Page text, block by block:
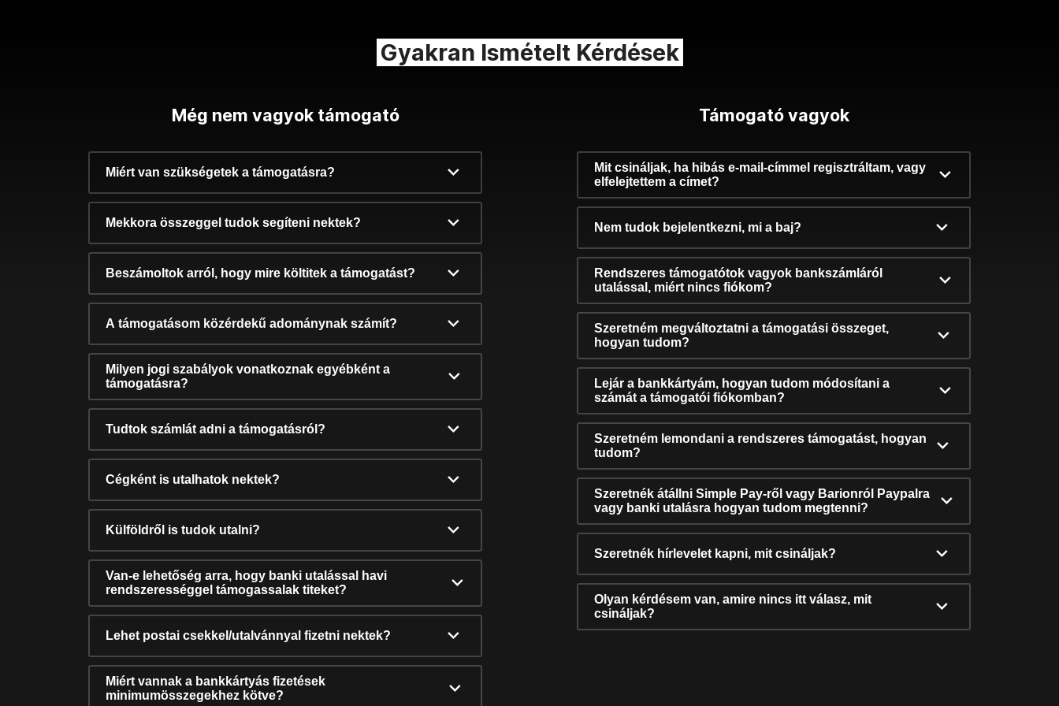
Gyakran Ismételt Kérdések
Még nem vagyok támogató
Miért van szükségetek a támogatásra?
Mekkora összeggel tudok segíteni nektek?
Beszámoltok arról, hogy mire költitek a támogatást?
A támogatásom közérdekű adománynak számít?
Milyen jogi szabályok vonatkoznak egyébként a
támogatásra?
Tudtok számlát adni a támogatásról?
Cégként is utalhatok nektek?
Külföldről is tudok utalni?
Van-e lehetőség arra, hogy banki utalással havi
rendszerességgel támogassalak titeket?
Lehet postai csekkel/utalvánnyal fizetni nektek?
Miért vannak a bankkártyás fizetések
minimumösszegekhez kötve?
Támogató vagyok
Mit csináljak, ha hibás e-mail-címmel regisztráltam, vagy
elfelejtettem a címet?
Nem tudok bejelentkezni, mi a baj?
Rendszeres támogatótok vagyok bankszámláról
utalással, miért nincs fiókom?
Szeretném megváltoztatni a támogatási összeget,
hogyan tudom?
Lejár a bankkártyám, hogyan tudom módosítani a
számát a támogatói fiókomban?
Szeretném lemondani a rendszeres támogatást, hogyan
tudom?
Szeretnék átállni Simple Pay-ről vagy Barionról Paypalra
vagy banki utalásra hogyan tudom megtenni?
Szeretnék hírlevelet kapni, mit csináljak?
Olyan kérdésem van, amire nincs itt válasz, mit
csináljak?